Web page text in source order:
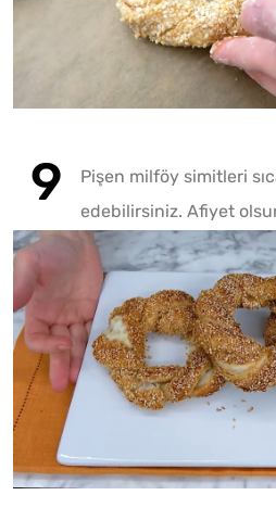
Pişen milföy simitleri
edebilirsiniz. Afiyet